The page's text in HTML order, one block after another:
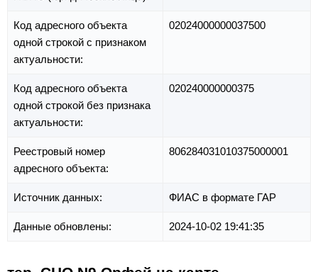
Код адресного объекта
одной строкой с признаком
актуальности:
02024000000037500
Код адресного объекта
одной строкой без признака
актуальности:
020240000000375
Реестровый номер
адресного объекта:
806284031010375000001
Источник данных: ФИАС в формате ГАР
Данные обновлены: 2024-10-02 19:41:35